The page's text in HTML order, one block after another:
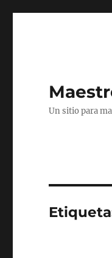
Un sitio para